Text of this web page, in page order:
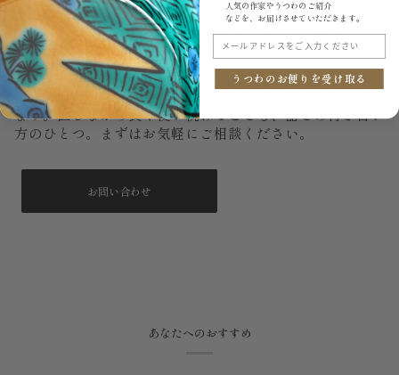
もし、いつか割れてしまっても。
大切に使っていても、器はいつか欠けたり割れたりするこ
とがあります。うつわ御結では金継ぎのご相談を承ってい
ます。直しながら長く使い続けることも、器との付き合い
方のひとつ。まずはお気軽にご相談ください。
お問い合わせ
あなたへのおすすめ
人気の作家やうつわのご紹介
などを、お届けさせていただきます。
うつわのお便りを受け取る